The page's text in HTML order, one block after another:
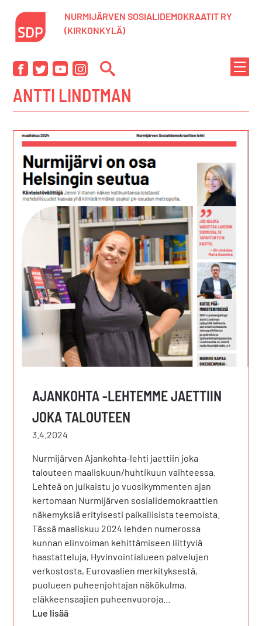
Siirry
sisältöön
NURMIJÄRVEN SOSIALIDEMOKRAATIT RY
(KIRKONKYLÄ)
NÄYTÄ
ANTTI LINDTMAN
AJANKOHTA -LEHTEMME JAETTIIN
JOKA TALOUTEEN
3.4.2024
Nurmijärven Ajankohta-lehti jaettiin joka
talouteen maaliskuun/huhtikuun vaihteessa.
Lehteä on julkaistu jo vuosikymmenten ajan
kertomaan Nurmijärven sosialidemokraattien
näkemyksiä erityisesti paikallisista teemoista.
Tässä maaliskuu 2024 lehden numerossa
kunnan elinvoiman kehittämiseen liittyviä
haastatteluja, Hyvinvointialueen palvelujen
verkostosta, Eurovaalien merkityksestä,
puolueen puheenjohtajan näkökulma,
eläkkeensaajien puheenvuoroja…
Lue lisää